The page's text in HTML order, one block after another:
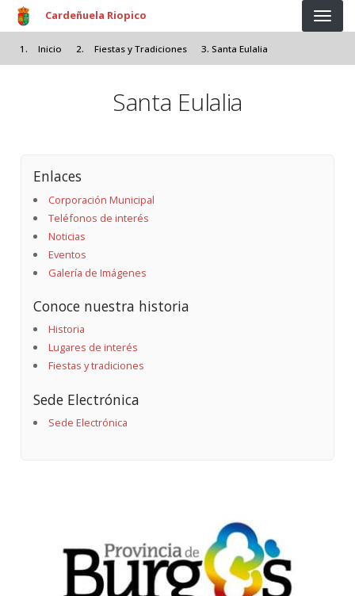
Pasar al contenido principal
Cardeñuela Riopico
Inicio Fiestas y Tradiciones Santa Eulalia
Santa Eulalia
Enlaces
Corporación Municipal
Teléfonos de interés
Noticias
Eventos
Galería de Imágenes
Conoce nuestra historia
Historia
Lugares de interés
Fiestas y tradiciones
Sede Electrónica
Sede Electrónica